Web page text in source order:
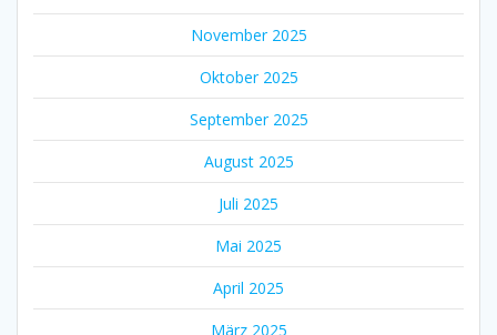
November 2025
Oktober 2025
September 2025
August 2025
Juli 2025
Mai 2025
April 2025
März 2025